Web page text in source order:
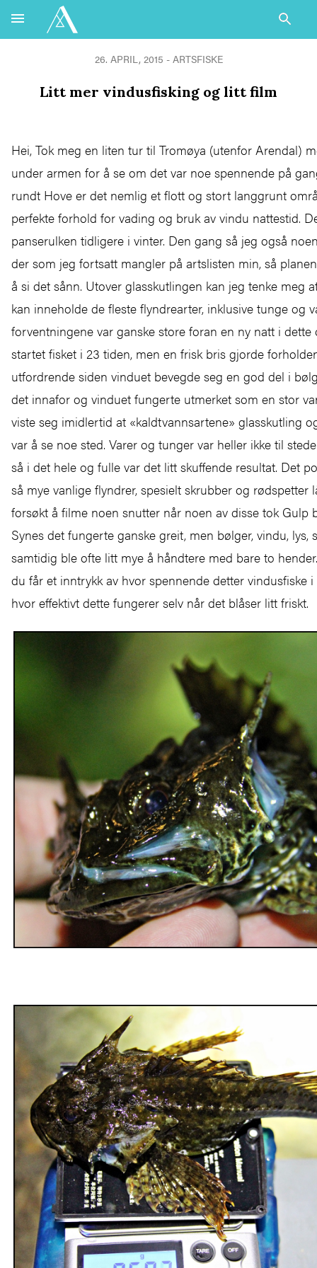
26. APRIL, 2015 - ARTSFISKE
Litt mer vindusfisking og litt film
Hei, Tok meg en liten tur til Tromøya (utenfor Arendal)
under armen for å se om det var noe spennende på
rundt Hove er det nemlig et flott og stort langgrunt
perfekte forhold for vading og bruk av vindu nattestid.
panserulken tidligere i vinter. Den gang så jeg også
der som jeg fortsatt mangler på artslisten min, så
å si det sånn. Utover glasskutlingen kan jeg tenke meg
kan inneholde de fleste flyndrearter, inklusive tunge og
forventningene var ganske store foran en ny natt i dette
startet fisket i 23 tiden, men en frisk bris gjorde
utfordrende siden vinduet bevegde seg en god del i
det innafor og vinduet fungerte utmerket som en stor
viste seg imidlertid at «kaldtvannsartene» glasskutling
var å se noe sted. Varer og tunger var heller ikke til
så i det hele og fulle var det litt skuffende resultat. Det
så mye vanlige flyndrer, spesielt skrubber og rødspetter
forsøkt å filme noen snutter når noen av disse tok Gulp
Synes det fungerte ganske greit, men bølger, vindu, lys,
samtidig ble ofte litt mye å håndtere med bare to
du får et inntrykk av hvor spennende detter vindusfiske
hvor effektivt dette fungerer selv når det blåser litt friskt.